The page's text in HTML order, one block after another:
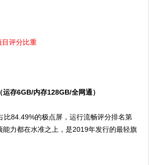
目评分比重
存6GB/内存128GB/全网通）
比84.49%的极点屏，运行流畅评分排名第
能力都在水准之上，是2019年发行的最轻旗